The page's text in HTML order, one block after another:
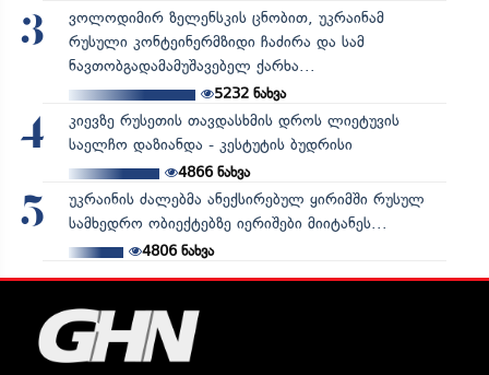
3
ვოლოდიმირ ზელენსკის ცნობით, უკრაინამ
რუსული კონტეინერმზიდი ჩაძირა და სამ
ნავთობგადამამუშავებელ ქარხა...
5232ნახვა
4
კიევზე რუსეთის თავდასხმის დროს ლიეტუვის
საელჩო დაზიანდა - კესტუტის ბუდრისი
4866ნახვა
5
უკრაინის ძალებმა ანექსირებულ ყირიმში რუსულ
სამხედრო ობიექტებზე იერიშები მიიტანეს...
4806ნახვა